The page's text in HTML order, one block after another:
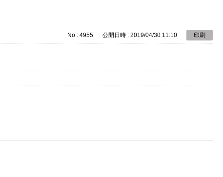
No : 4955 公開日時 : 2019/04/30 11:10 印刷